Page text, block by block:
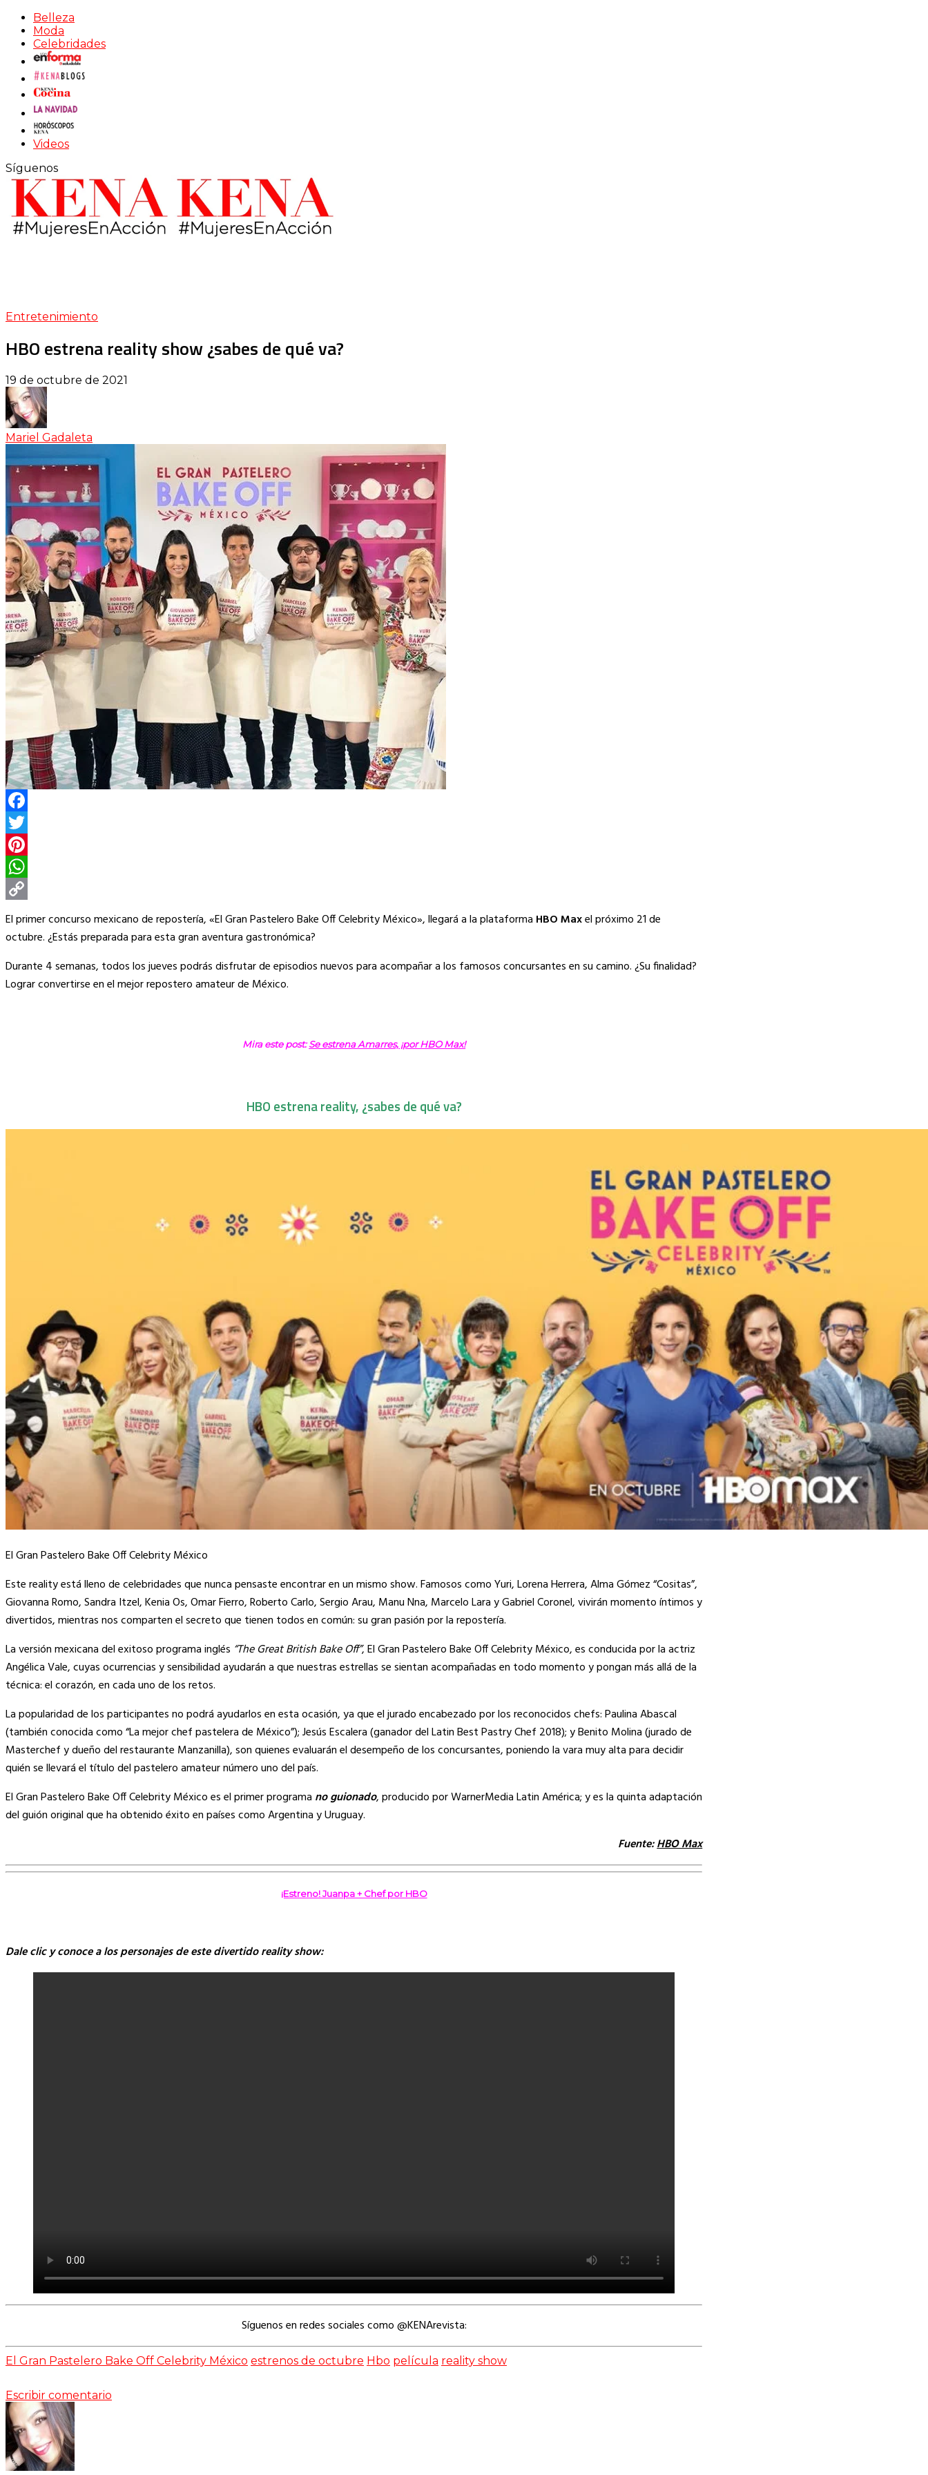
Belleza
Moda
Celebridades
Videos
Síguenos
Entretenimiento
HBO estrena reality show ¿sabes de qué va?
19 de octubre de 2021
Mariel Gadaleta
Facebook
Twitter
Pinterest
WhatsApp
Copy
Link
El primer concurso mexicano de repostería, «El Gran Pastelero Bake Off Celebrity México», llegará a la plataforma HBO Maxel próximo 21 de
octubre. ¿Estás preparada para esta gran aventura gastronómica?
Durante 4 semanas, todos los jueves podrás disfrutar de episodios nuevos para acompañar a los famosos concursantes en su camino. ¿Su finalidad?
Lograr convertirse en el mejor repostero amateur de México.
Mira este post:Se estrena Amarres, ¡por HBO Max!
HBO estrena reality, ¿sabes de qué va?
El Gran Pastelero Bake Off Celebrity México
Este reality está lleno de celebridades que nunca pensaste encontrar en un mismo show. Famosos como Yuri, Lorena Herrera, Alma Gómez “Cositas”,
Giovanna Romo, Sandra Itzel, Kenia Os, Omar Fierro, Roberto Carlo, Sergio Arau, Manu Nna, Marcelo Lara y Gabriel Coronel, vivirán momento íntimos y
divertidos, mientras nos comparten el secreto que tienen todos en común: su gran pasión por la repostería.
La versión mexicana del exitoso programa inglés “The Great British Bake Off”, El Gran Pastelero Bake Off Celebrity México, es conducida por la actriz
Angélica Vale, cuyas ocurrencias y sensibilidad ayudarán a que nuestras estrellas se sientan acompañadas en todo momento y pongan más allá de la
técnica: el corazón, en cada uno de los retos.
La popularidad de los participantes no podrá ayudarlos en esta ocasión, ya que el jurado encabezado por los reconocidos chefs: Paulina Abascal
(también conocida como “La mejor chef pastelera de México”); Jesús Escalera (ganador del Latin Best Pastry Chef 2018); y Benito Molina (jurado de
Masterchef y dueño del restaurante Manzanilla), son quienes evaluarán el desempeño de los concursantes, poniendo la vara muy alta para decidir
quién se llevará el título del pastelero amateur número uno del país.
El Gran Pastelero Bake Off Celebrity México es el primer programa no guionado, producido por WarnerMedia Latin América; y es la quinta adaptación
del guión original que ha obtenido éxito en países como Argentina y Uruguay.
Fuente:HBO Max
¡Estreno! Juanpa + Chef por HBO
Dale clic y conoce a los personajes de este divertido reality show:
Síguenos en redes sociales como @KENArevista:
El Gran Pastelero Bake Off Celebrity México estrenos de octubre Hbo película reality show
Escribir comentario